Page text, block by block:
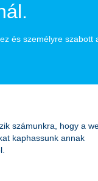
mérséklődött
mezőgazdasági
és személyre
számunkra, hogy a
kaphassunk annak